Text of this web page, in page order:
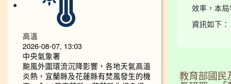
效率，本
資訊如下
教育部國民
高溫
2026-08-07, 13:03
中央氣象署
颱風外圍環流沉降影響，各地天氣高溫
炎熱，宜蘭縣及花蓮縣有焚風發生的機